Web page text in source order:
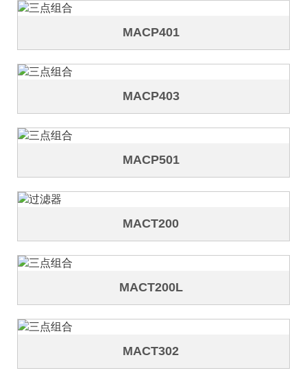
MACP401
MACP403
MACP501
MACT200
MACT200L
MACT302